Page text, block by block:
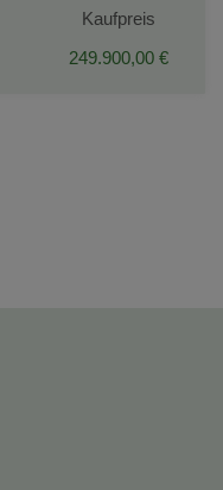
Kaufpreis
249.900,00 €